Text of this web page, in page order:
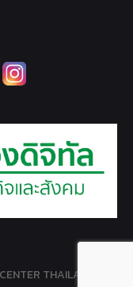
THAILAND